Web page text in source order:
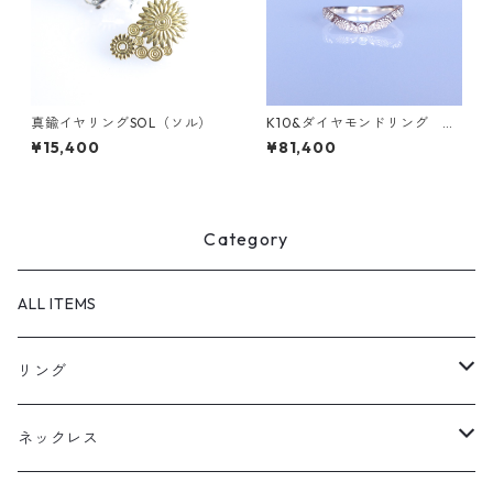
真鍮イヤリングSOL（ソル）
¥15,400
K10&ダイヤモンドリング G
RADINA（グラディナ）
¥81,400
Category
ALL ITEMS
リング
天然石1点ものリング【Gold】（在庫ありのみ絞込）
ネックレス